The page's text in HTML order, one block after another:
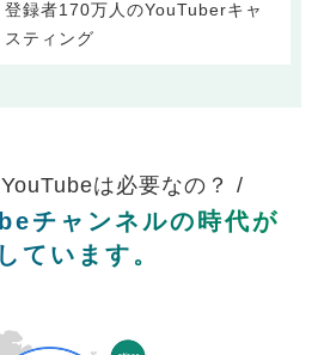
登録者170万人のYouTuberキャ
スティング
は必要なの？ /
チャンネルの時代が
ています。